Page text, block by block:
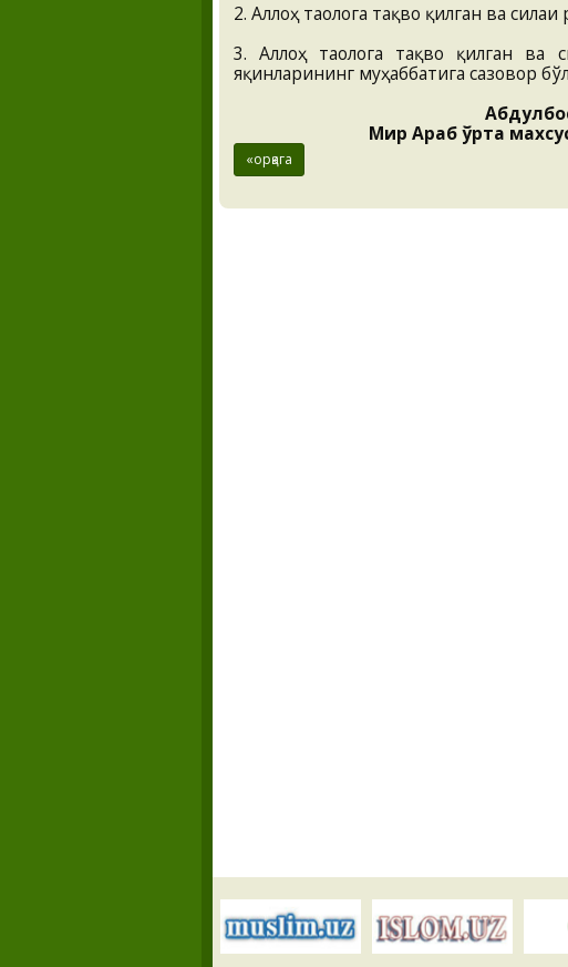
2. Аллоҳ таолога тақво қилган ва
3. Аллоҳ таолога тақво қилган ва
яқинларининг муҳаббатига сазовор
Мир Араб ўрта
«орқага